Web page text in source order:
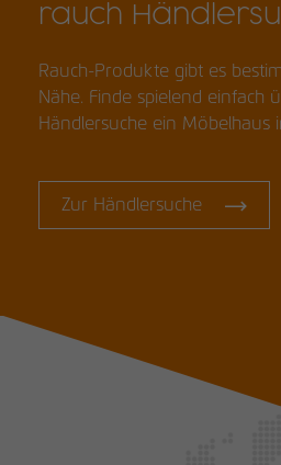
rauch
Rauch-Produkte gibt es
Nähe. Finde spielend einfach
Händlersuche ein Möbelhaus
Zur Händlersuche